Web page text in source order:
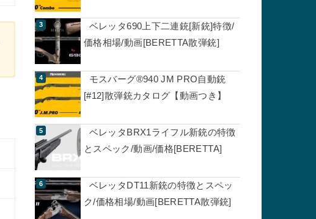
ベレッタ690上下二連銃[新銃]特徴/
価格相場/動画[BERETTA散弾銃]
モスバーグ®940 JM PRO自動銃
[#12]散弾銃カタログ【動画つき】
ベレッタBRX1ライフル新銃の特徴
とスペック/動画/価格[BERETTA]
ベレッタDT11新銃の特徴とスペッ
ク/価格相場/動画[BERETTA散弾銃]